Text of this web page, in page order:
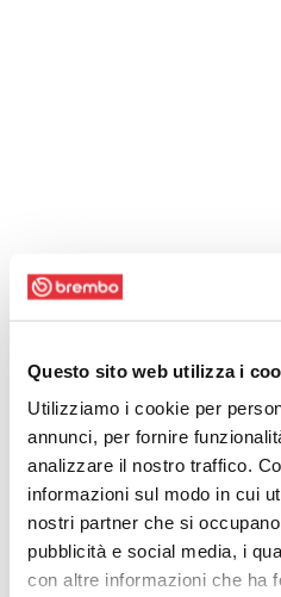
Questo sito web utilizza i
Utilizziamo i cookie per
annunci, per fornire
analizzare il nostro traffico.
informazioni sul modo in cui
nostri partner che si
pubblicità e social media, i
con altre informazioni che ha